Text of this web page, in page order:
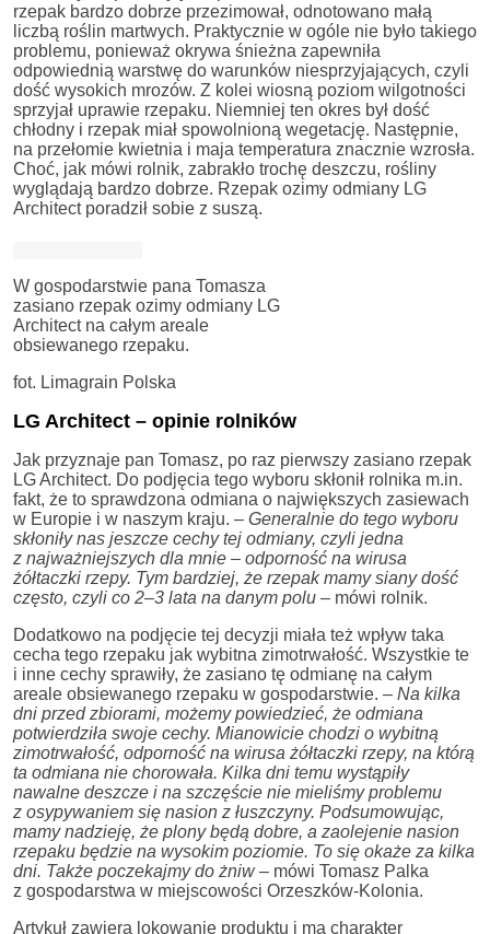
rzepak bardzo dobrze przezimował, odnotowano małą
liczbą roślin martwych. Praktycznie w ogóle nie było takiego
problemu, ponieważ okrywa śnieżna zapewniła
odpowiednią warstwę do warunków niesprzyjających, czyli
dość wysokich mrozów. Z kolei wiosną poziom wilgotności
sprzyjał uprawie rzepaku. Niemniej ten okres był dość
chłodny i rzepak miał spowolnioną wegetację. Następnie,
na przełomie kwietnia i maja temperatura znacznie wzrosła.
Choć, jak mówi rolnik, zabrakło trochę deszczu, rośliny
wyglądają bardzo dobrze. Rzepak ozimy odmiany LG
Architect poradził sobie z suszą.
W gospodarstwie pana Tomasza
zasiano rzepak ozimy odmiany LG
Architect na całym areale
obsiewanego rzepaku.
fot. Limagrain Polska
LG Architect – opinie rolników
Jak przyznaje pan Tomasz, po raz pierwszy zasiano rzepak
LG Architect. Do podjęcia tego wyboru skłonił rolnika m.in.
fakt, że to sprawdzona odmiana o największych zasiewach
w Europie i w naszym kraju. – Generalnie do tego wyboru
skłoniły nas jeszcze cechy tej odmiany, czyli jedna
z najważniejszych dla mnie – odporność na wirusa
żółtaczki rzepy. Tym bardziej, że rzepak mamy siany dość
często, czyli co 2–3 lata na danym polu – mówi rolnik.
Dodatkowo na podjęcie tej decyzji miała też wpływ taka
cecha tego rzepaku jak wybitna zimotrwałość. Wszystkie te
i inne cechy sprawiły, że zasiano tę odmianę na całym
areale obsiewanego rzepaku w gospodarstwie. – Na kilka
dni przed zbiorami, możemy powiedzieć, że odmiana
potwierdziła swoje cechy. Mianowicie chodzi o wybitną
zimotrwałość, odporność na wirusa żółtaczki rzepy, na którą
ta odmiana nie chorowała. Kilka dni temu wystąpiły
nawalne deszcze i na szczęście nie mieliśmy problemu
z osypywaniem się nasion z łuszczyny. Podsumowując,
mamy nadzieję, że plony będą dobre, a zaolejenie nasion
rzepaku będzie na wysokim poziomie. To się okaże za kilka
dni. Także poczekajmy do żniw – mówi Tomasz Palka
z gospodarstwa w miejscowości Orzeszków-Kolonia.
Artykuł zawiera lokowanie produktu i ma charakter